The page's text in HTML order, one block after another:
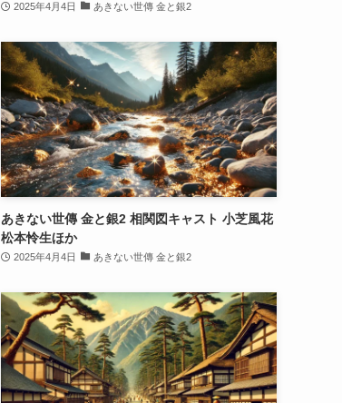
2025年4月4日 あきない世傳 金と銀2
あきない世傳 金と銀2 相関図キャスト 小芝風花
松本怜生ほか
2025年4月4日 あきない世傳 金と銀2